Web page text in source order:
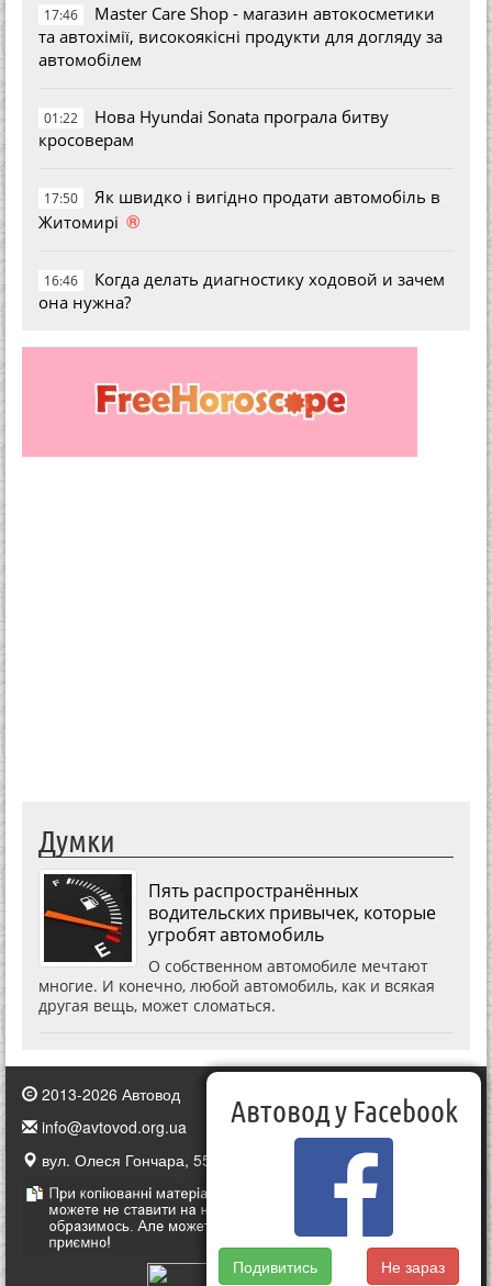
17:46
Master Care Shop - магазин автокосметики
та автохімії, високоякісні продукти для догляду за
автомобілем
01:22
Нова Hyundai Sonata програла битву
кросоверам
17:50
Як швидко і вигідно продати автомобіль в
Житомирі ®
16:46
Когда делать диагностику ходовой и зачем
она нужна?
Думки
Пять распространённых
водительских привычек, которые
угробят автомобиль
О собственном автомобиле мечтают
многие. И конечно, любой автомобиль, как и всякая
другая вещь, может сломаться.
2013-2026 Автовод
info@avtovod.org.ua
вул. Олеся Гончара, 55, Київ, Україна
Автовод у Facebook
Подивитись Не зараз